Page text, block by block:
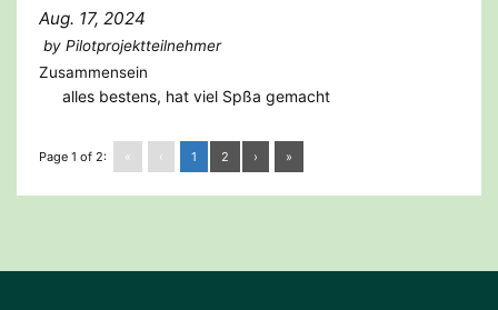
Aug. 17, 2024
by Pilotprojektteilnehmer
Zusammensein
alles bestens, hat viel Spßa gemacht
Page 1 of 2: « ‹ 1 2 › »